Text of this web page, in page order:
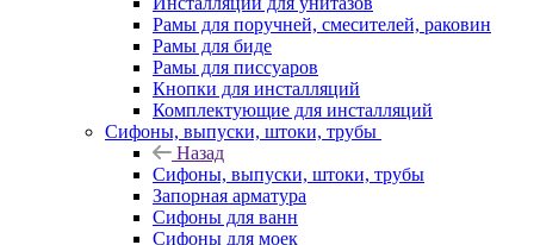
Рамы для поручней, смесителей, раковин
Рамы для биде
Рамы для писсуаров
Кнопки для инсталляций
Комплектующие для инсталляций
Сифоны, выпуски, штоки, трубы
Назад
Сифоны, выпуски, штоки, трубы
Запорная арматура
Сифоны для ванн
Сифоны для моек